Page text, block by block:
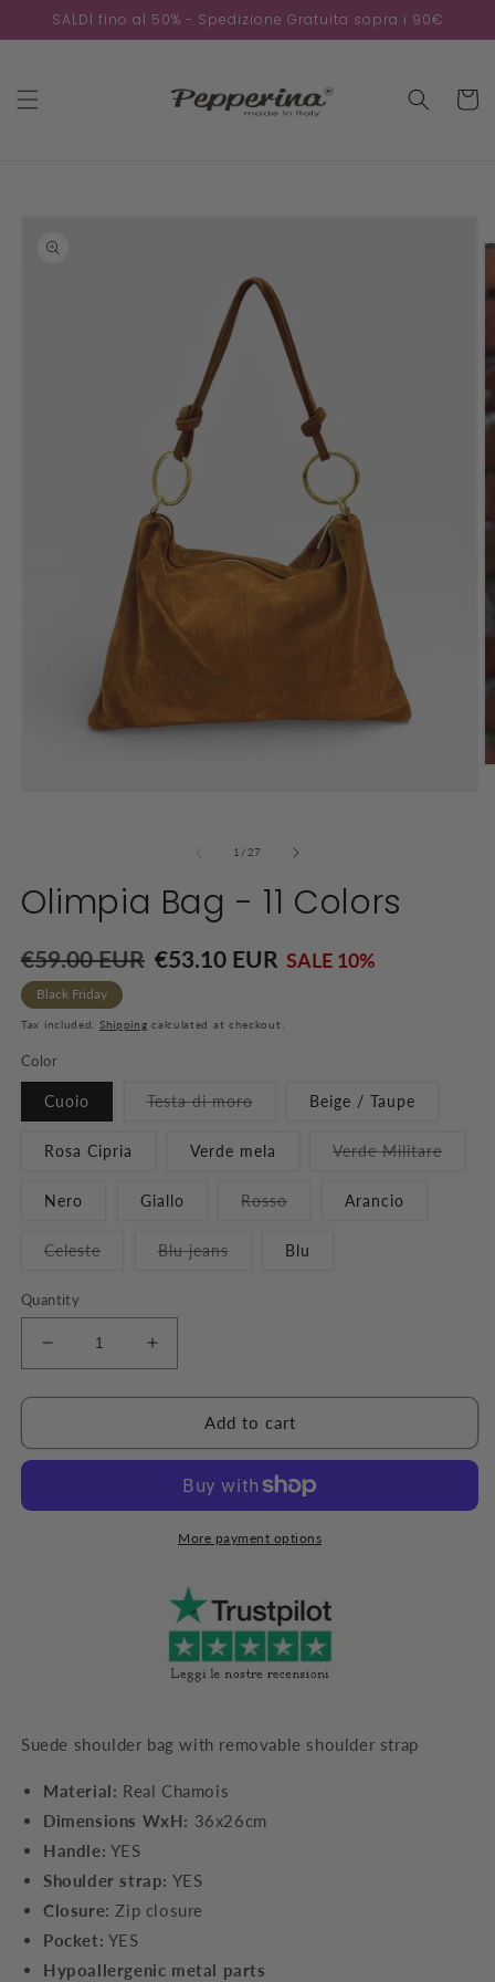
Skip to
SALDI fino al 50% - Spedizione Gratuita sopra i 90€
Cart
1 / of
27
Olimpia Bag - 11 Colors
Regular
price
€59.00 EUR €53.10 EUR SALE 10%
Black Friday
Tax included. Shipping calculated at checkout.
Color
Cuoio Testa di moro Beige / Taupe
Rosa Cipria Verde mela Verde Militare
Nero Giallo Rosso Arancio
Celeste Blu jeans Blu
Quantity
Decrease
quantity
for
Bag
Colors
Increase
quantity
for
Olimpia
Bag
Colors
Add to cart
More payment options
Suede shoulder bag with removable shoulder strap
Material: Real Chamois
Dimensions WxH: 36x26cm
Handle: YES
Shoulder strap: YES
Closure: Zip closure
Pocket: YES
Hypoallergenic metal parts